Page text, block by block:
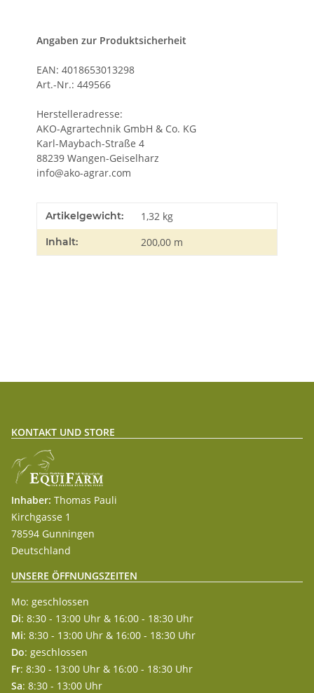
Angaben zur Produktsicherheit
EAN: 4018653013298
Art.-Nr.: 449566
Herstelleradresse:
AKO-Agrartechnik GmbH & Co. KG
Karl-Maybach-Straße 4
88239 Wangen-Geiselharz
info@ako-agrar.com
Artikelgewicht: 1,32 kg
Inhalt: 200,00 m
KONTAKT UND STORE
Inhaber: Thomas Pauli
Kirchgasse 1
78594 Gunningen
Deutschland
UNSERE ÖFFNUNGSZEITEN
Mo: geschlossen
Di: 8:30 - 13:00 Uhr & 16:00 - 18:30 Uhr
Mi: 8:30 - 13:00 Uhr & 16:00 - 18:30 Uhr
Do: geschlossen
Fr: 8:30 - 13:00 Uhr & 16:00 - 18:30 Uhr
Sa: 8:30 - 13:00 Uhr